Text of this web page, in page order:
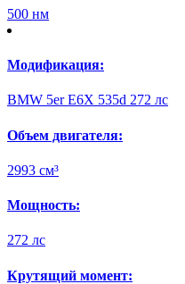
500 нм
Модификация:
BMW 5er E6X 535d 272 лс
Объем двигателя:
2993 см³
Мощность:
272 лс
Крутящий момент: